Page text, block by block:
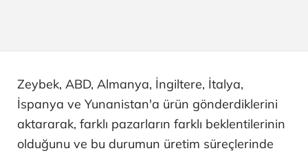
Zeybek, ABD, Almanya, İngiltere, İtalya,
İspanya ve Yunanistan'a ürün gönderdiklerini
aktararak, farklı pazarların farklı beklentilerinin
olduğunu ve bu durumun üretim süreçlerinde